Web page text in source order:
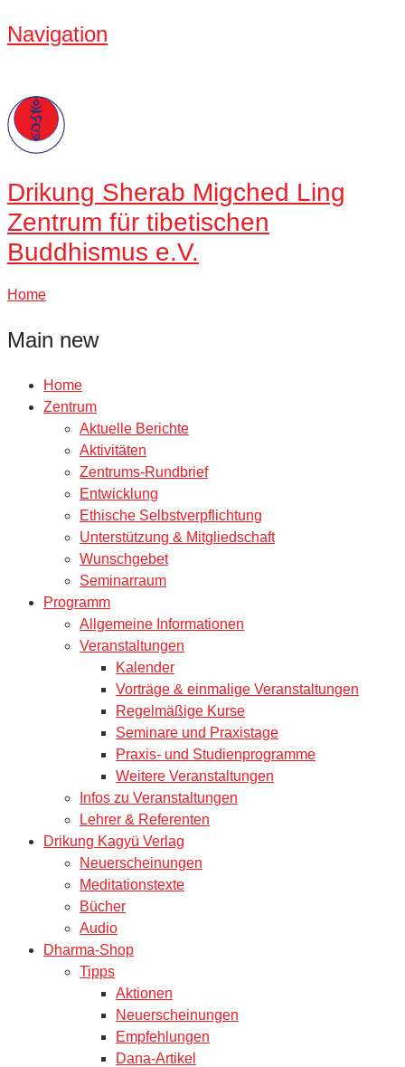
Navigation
Drikung Sherab Migched Ling
Zentrum für tibetischen
Buddhismus e.V.
Home
Main new
Home
Zentrum
Aktuelle Berichte
Aktivitäten
Zentrums-Rundbrief
Entwicklung
Ethische Selbstverpflichtung
Unterstützung & Mitgliedschaft
Wunschgebet
Seminarraum
Programm
Allgemeine Informationen
Veranstaltungen
Kalender
Vorträge & einmalige Veranstaltungen
Regelmäßige Kurse
Seminare und Praxistage
Praxis- und Studienprogramme
Weitere Veranstaltungen
Infos zu Veranstaltungen
Lehrer & Referenten
Drikung Kagyü Verlag
Neuerscheinungen
Meditationstexte
Bücher
Audio
Dharma-Shop
Tipps
Aktionen
Neuerscheinungen
Empfehlungen
Dana-Artikel